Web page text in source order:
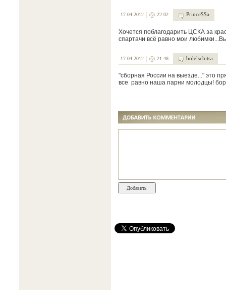
17.04.2012 22:02 Prince$$a
Хочется поблагодарить ЦСКА за
спартачи всё равно мои
17.04.2012 21:48 bolelschitsa
"сборная России на выезде..." это
все равно наша парни молодцы!